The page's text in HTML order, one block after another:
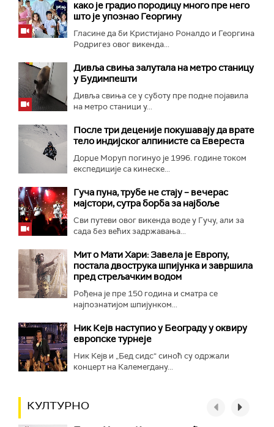
како је градио породицу много пре него
што је упознао Георгину
Гласине да би Кристијано Роналдо и Георгина
Родригез овог викенда...
Дивља свиња залутала на метро станицу
у Будимпешти
Дивља свиња се у суботу пре подне појавила
на метро станици у...
После три деценије покушавају да врате
тело индијског алпинисте са Евереста
Дорџе Моруп погинуо је 1996. године током
експедиције са кинеске...
Гуча пуна, трубе не стају – вечерас
мајстори, сутра борба за најбоље
Сви путеви овог викенда воде у Гучу, али за
сада без већих задржавања...
Мит о Мати Хари: Завела је Европу,
постала двострука шпијунка и завршила
пред стрељачким водом
Рођена је пре 150 година и сматра се
најпознатијом шпијунком...
Ник Кејв наступио у Београду у оквиру
европске турнеје
Ник Кејв и „Бед сидс“ синоћ су одржали
концерт на Калемегдану...
КУЛТУРНО